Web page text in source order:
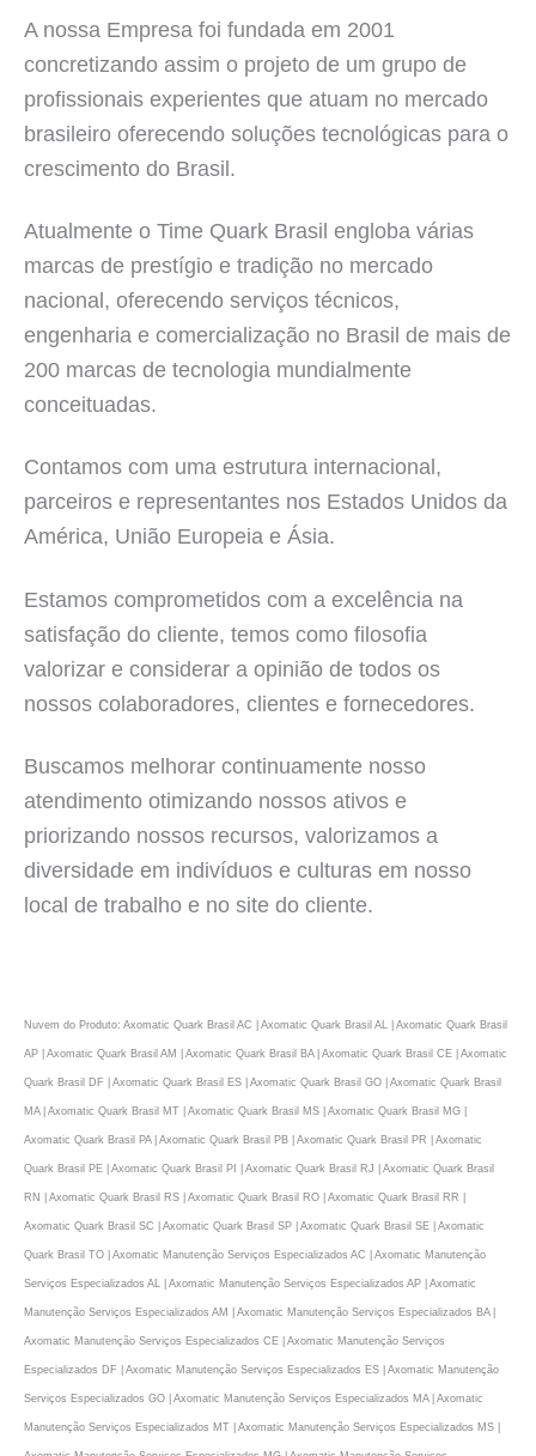
A nossa Empresa foi fundada em 2001
concretizando assim o projeto de um grupo de
profissionais experientes que atuam no mercado
brasileiro oferecendo soluções tecnológicas para o
crescimento do Brasil.
Atualmente o Time Quark Brasil engloba várias
marcas de prestígio e tradição no mercado
nacional, oferecendo serviços técnicos,
engenharia e comercialização no Brasil de mais de
200 marcas de tecnologia mundialmente
conceituadas.
Contamos com uma estrutura internacional,
parceiros e representantes nos Estados Unidos da
América, União Europeia e Ásia.
Estamos comprometidos com a excelência na
satisfação do cliente, temos como filosofia
valorizar e considerar a opinião de todos os
nossos colaboradores, clientes e fornecedores.
Buscamos melhorar continuamente nosso
atendimento otimizando nossos ativos e
priorizando nossos recursos, valorizamos a
diversidade em indivíduos e culturas em nosso
local de trabalho e no site do cliente.
Nuvem do Produto: Axomatic Quark Brasil AC | Axomatic Quark Brasil AL | Axomatic Quark Brasil
AP | Axomatic Quark Brasil AM | Axomatic Quark Brasil BA | Axomatic Quark Brasil CE | Axomatic
Quark Brasil DF | Axomatic Quark Brasil ES | Axomatic Quark Brasil GO | Axomatic Quark Brasil
MA | Axomatic Quark Brasil MT | Axomatic Quark Brasil MS | Axomatic Quark Brasil MG |
Axomatic Quark Brasil PA | Axomatic Quark Brasil PB | Axomatic Quark Brasil PR | Axomatic
Quark Brasil PE | Axomatic Quark Brasil PI | Axomatic Quark Brasil RJ | Axomatic Quark Brasil
RN | Axomatic Quark Brasil RS | Axomatic Quark Brasil RO | Axomatic Quark Brasil RR |
Axomatic Quark Brasil SC | Axomatic Quark Brasil SP | Axomatic Quark Brasil SE | Axomatic
Quark Brasil TO | Axomatic Manutenção Serviços Especializados AC | Axomatic Manutenção
Serviços Especializados AL | Axomatic Manutenção Serviços Especializados AP | Axomatic
Manutenção Serviços Especializados AM | Axomatic Manutenção Serviços Especializados BA |
Axomatic Manutenção Serviços Especializados CE | Axomatic Manutenção Serviços
Especializados DF | Axomatic Manutenção Serviços Especializados ES | Axomatic Manutenção
Serviços Especializados GO | Axomatic Manutenção Serviços Especializados MA | Axomatic
Manutenção Serviços Especializados MT | Axomatic Manutenção Serviços Especializados MS |